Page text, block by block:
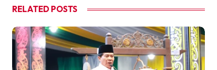
RELATED POSTS